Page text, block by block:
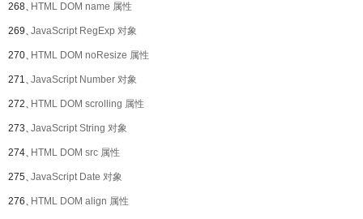
268、HTML DOM name 属性
269、JavaScript RegExp 对象
270、HTML DOM noResize 属性
271、JavaScript Number 对象
272、HTML DOM scrolling 属性
273、JavaScript String 对象
274、HTML DOM src 属性
275、JavaScript Date 对象
276、HTML DOM align 属性